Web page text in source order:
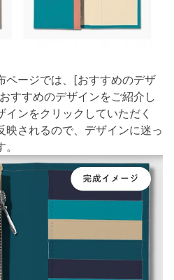
ページでは、[おすすめのデザ
すすめのデザインをご紹介し
ンをクリックしていただく
映されるので、デザインに迷っ